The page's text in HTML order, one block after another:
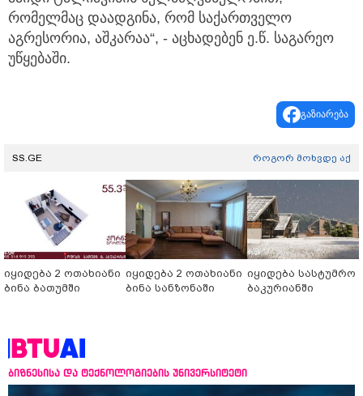
რომელმაც დაადგინა, რომ საქართველო
აგრესორია, აშკარაა“, - აცხადებენ ე.წ. საგარეო
უწყებაში.
გაზიარება
SS.GE როგორ მოხვდე აქ
იყიდება 2 ოთახიანი
ბინა ბათუმში
იყიდება 2 ოთახიანი
ბინა სანზონაში
იყიდება სასტუმრო
ბაკურიანში
ბიზნესისა და ტექნოლოგიების უნივერსიტეტი